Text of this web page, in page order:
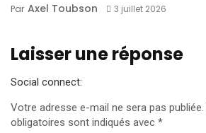
Par Axel Toubson 3 juillet 2026
Laisser une réponse
Social connect:
Votre adresse e-mail ne sera pas publiée.
obligatoires sont indiqués avec *